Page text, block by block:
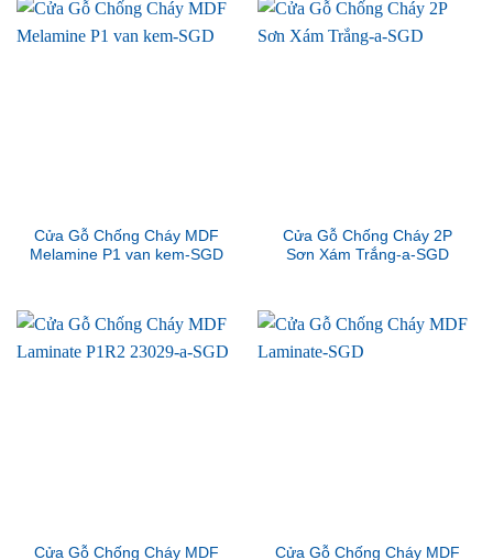
Cửa Gỗ Chống Cháy MDF
Melamine P1 van kem-SGD
Cửa Gỗ Chống Cháy 2P
Sơn Xám Trắng-a-SGD
Cửa Gỗ Chống Cháy MDF Cửa Gỗ Chống Cháy MDF